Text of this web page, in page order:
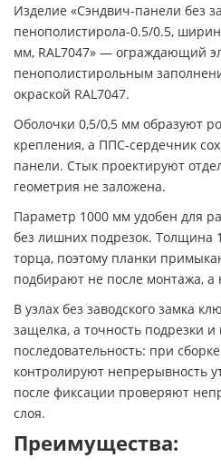
Изделие «Сэндвич-панели без
пенополистирола-0.5/0.5,
мм, RAL7047» — ограждающий
пенополистирольным
окраской RAL7047.
Оболочки 0,5/0,5 мм образуют
крепления, а ППС-сердечник
панели. Стык проектируют
геометрия не заложена.
Параметр 1000 мм удобен для
без лишних подрезок. Толщина
торца, поэтому планки
подбирают не после монтажа,
В узлах без заводского замка
защелка, а точность подрезки
последовательность: при
контролируют непрерывность
после фиксации проверяют
слоя.
Преимущества: